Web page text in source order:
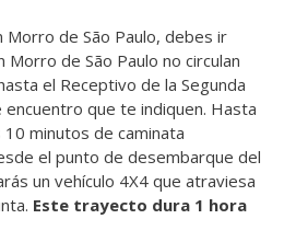
Morro de São Paulo, debes ir
Morro de São Paulo no circulan
el Receptivo de la Segunda
que te indiquen. Hasta
minutos de caminata
el punto de desembarque del
un vehículo 4X4 que atraviesa
Este trayecto dura 1 hora